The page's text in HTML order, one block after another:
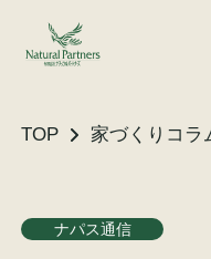
TOP 家づくりコラ
ナパス通信